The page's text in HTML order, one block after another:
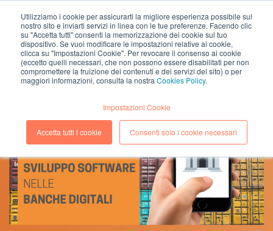
Utilizziamo i cookie per assicurarti la migliore esperienza possibile sul
nostro sito e inviarti servizi in linea con le tue preferenze. Facendo clic
su "Accetta tutti" consenti la memorizzazione dei cookie sul tuo
dispositivo. Se vuoi modificare le impostazioni relative ai cookie,
clicca su "Impostazioni Cookie". Per revocare il consenso ai cookie
(eccetto quelli necessari, che non possono essere disabilitati per non
compromettere la fruizione dei contenuti e dei servizi del sito) o per
maggiori informazioni, consulta la nostra Cookies Policy.
Impostazioni Cookie
Accetta tutti i cookie Consenti solo i cookie necessari
EN IT